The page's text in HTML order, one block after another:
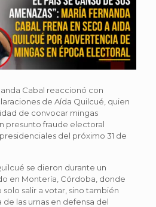
Cabal reaccionó con
de Aída Quilcué, quien
de convocar mingas
presunto fraude electoral
del próximo 31 de
se dieron durante un
en Montería, Córdoba, donde
solo salir a votar, sino también
las urnas en defensa del